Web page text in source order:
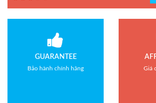
GUARANTEE
Bảo hành chính hãng Giá